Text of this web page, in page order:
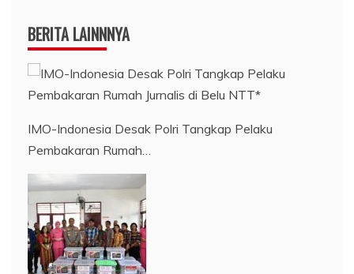
BERITA LAINNNYA
IMO-Indonesia Desak Polri Tangkap Pelaku
Pembakaran Rumah…